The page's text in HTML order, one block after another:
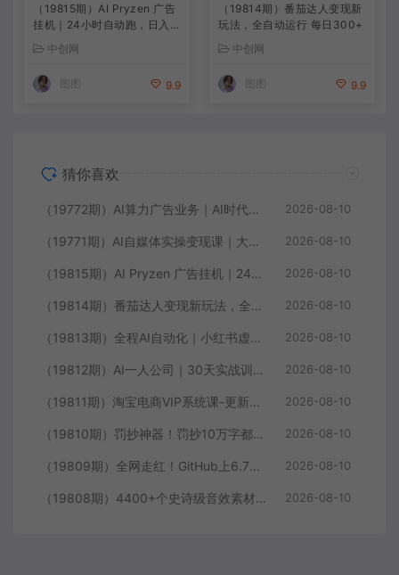
（19815期）AI Pryzen 广告
挂机｜24小时自动跑，日入3
中创网
图图 9.9
（19814期）番茄达人变现新
玩法，全自动运行 每日300+
中创网
图图 9.9
猜你喜欢
（19772期）AI算力广告业务｜AI时代个人或工作室新赛道 2026-08-10
（19771期）AI自媒体实操变现课｜大白话教学，从短剧漫剧到动画制作，零基础也能掌握爆款内容创作与变现全流程 2026-08-10
（19815期）AI Pryzen 广告挂机｜24小时自动跑，日入300-500，新手零门槛 2026-08-10
（19814期）番茄达人变现新玩法，全自动运行 每日300+ 2026-08-10
（19813期）全程AI自动化｜小红书虚拟电商轻资产变现全攻略 2026-08-10
（19812期）AI一人公司｜30天实战训练营；Codex Agent自动参与创作全流程，内容流量变现完整实战教学 2026-08-10
（19811期）淘宝电商VIP系统课-更新8月；自然搜索无界直通车魔方万相台全工具详解，从选词出价到人群逻辑逐一拆解 2026-08-10
（19810期）罚抄神器！罚抄10万字都不在怕了，手写字体模拟生成器，附带新整理背景图和字体，纯本地离线运行 2026-08-10
（19809期）全网走红！GitHub上6.7K Star的开源项目，把任何书、长视频、播客蒸馏成AI工具，值得收藏 cangjie-skill 2026-08-10
（19808期）4400+个史诗级音效素材包！专业预告片、史诗级的紧张感与氛围声音包，中文分类，超级精选包 2026-08-10